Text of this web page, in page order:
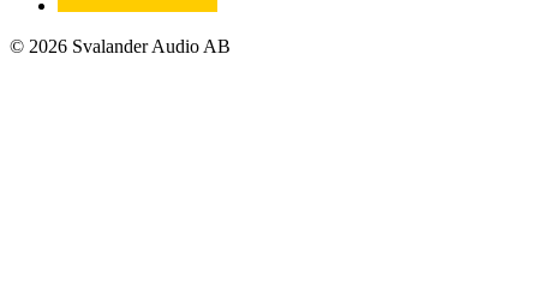
© 2026 Svalander Audio AB